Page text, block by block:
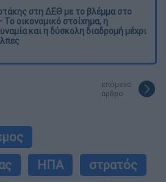
στη ΔΕΘ με το βλέμμα στο
Το οικονομικό στοίχημα, η
και η δύσκολη διαδρομή μέχρι
επόμενο
άρθρο
ΗΠΑ
στρατός